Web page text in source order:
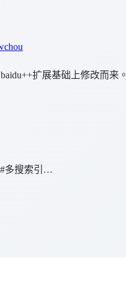
扩展基础上修改而来。
#多搜索引…